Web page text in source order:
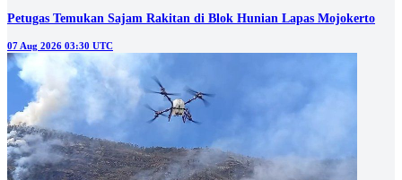
Petugas Temukan Sajam Rakitan di Blok Hunian Lapas Mojokerto
07 Aug 2026 03:30 UTC